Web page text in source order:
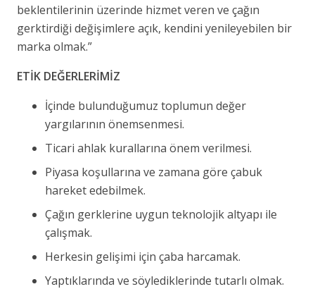
beklentilerinin üzerinde hizmet veren ve çağın
gerktirdiği değişimlere açık, kendini yenileyebilen bir
marka olmak.”
ETİK DEĞERLERİMİZ
İçinde bulunduğumuz toplumun değer
yargılarının önemsenmesi.
Ticari ahlak kurallarına önem verilmesi.
Piyasa koşullarına ve zamana göre çabuk
hareket edebilmek.
Çağın gerklerine uygun teknolojik altyapı ile
çalışmak.
Herkesin gelişimi için çaba harcamak.
Yaptıklarında ve söylediklerinde tutarlı olmak.